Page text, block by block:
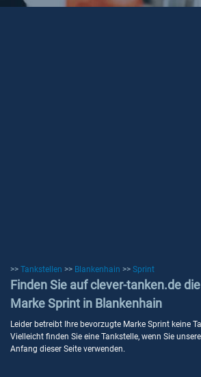
>> Tankstellen >> Blankenhain >> Sprint
Finden Sie auf clever-tanken.de
Marke Sprint in Blankenhain
Leider betreibt Ihre bevorzugte Marke Sprint keine
Vielleicht finden Sie eine Tankstelle, wenn Sie
Anfang dieser Seite verwenden.